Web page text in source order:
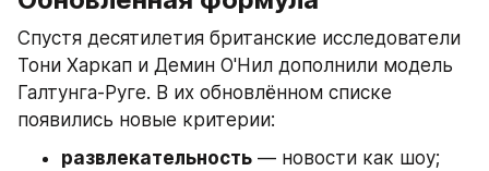
Спустя десятилетия британские исследователи
Тони Харкап и Демин О'Нил дополнили модель
Галтунга-Руге. В их обновлённом списке
появились новые критерии:
развлекательность — новости как шоу;